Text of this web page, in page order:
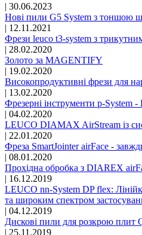
| 30.06.2023
Нові пили G5 System з тоншою
| 12.11.2021
Фрези leuco t3-system з
| 28.02.2020
Золото за MAGENTIFY
| 19.02.2020
Високопродуктивні фрези для
| 13.02.2020
Фрезерні інструменти p-System
| 04.02.2020
LEUCO DIAMAX AirStream із
| 22.01.2020
Фреза SmartJointer airFace -
| 08.01.2020
Прохідна обробка з DIAREX
| 16.12.2019
LEUCO nn-System DP flex:
та широким спектром
| 04.12.2019
Дискові пили для розкрою плит
| 25.11.2019